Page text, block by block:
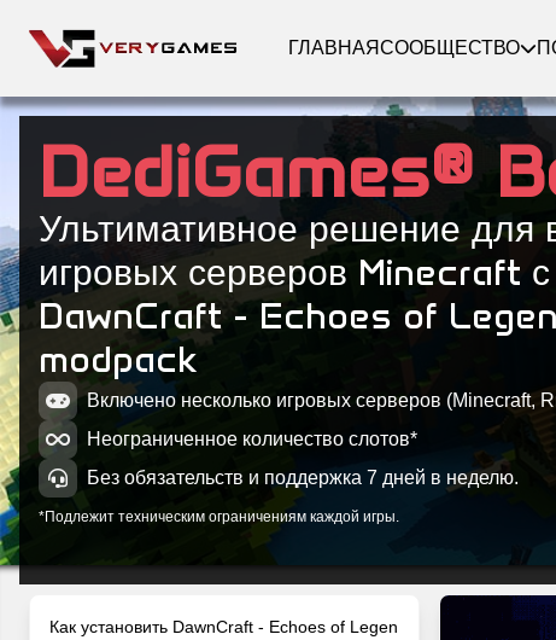
ГЛАВНАЯСООБЩЕСТВО
DediGames®
Ультимативное решение для
игровых серверов Minecraft с
DawnCraft - Echoes of
modpack
Включено несколько игровых серверов (Minecraft,
Неограниченное количество слотов*
Без обязательств и поддержка 7 дней в неделю.
*Подлежит техническим ограничениям каждой игры.
Как установить DawnCraft - Echoes of Legen